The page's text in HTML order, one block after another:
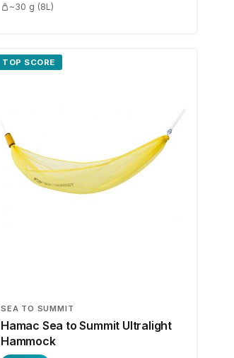
~30 g (8L)
TOP SCORE
SEA TO SUMMIT
Hamac Sea to Summit Ultralight
Hammock